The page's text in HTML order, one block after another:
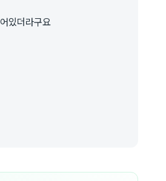
있더라구요